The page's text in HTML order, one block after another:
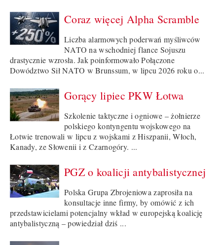
Coraz więcej Alpha Scramble
Liczba alarmowych poderwań myśliwców
NATO na wschodniej flance Sojuszu
drastycznie wzrosła. Jak poinformowało Połączone
Dowództwo Sił NATO w Brunssum, w lipcu 2026 roku o...
Gorący lipiec PKW Łotwa
Szkolenie taktyczne i ogniowe – żołnierze
polskiego kontyngentu wojskowego na
Łotwie trenowali w lipcu z wojskami z Hiszpanii, Włoch,
Kanady, ze Słowenii i z Czarnogóry. ...
PGZ o koalicji antybalistycznej
Polska Grupa Zbrojeniowa zaprosiła na
konsultacje inne firmy, by omówić z ich
przedstawicielami potencjalny wkład w europejską koalicję
antybalistyczną – powiedział dziś ...